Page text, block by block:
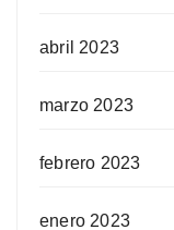
abril 2023
marzo 2023
febrero 2023
enero 2023